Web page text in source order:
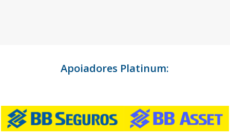
Apoiadores Platinum: